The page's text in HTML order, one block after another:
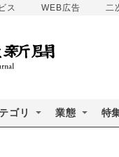
ス WEB広告 二
ゴリ 業態 特